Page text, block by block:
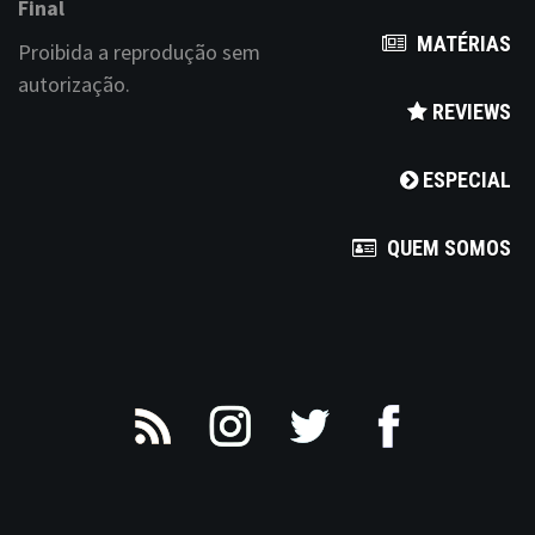
i
Final
Proibida a reprodução sem
autorização.
MATÉRIAS
REVIEWS
ESPECIAL
QUEM SOMOS